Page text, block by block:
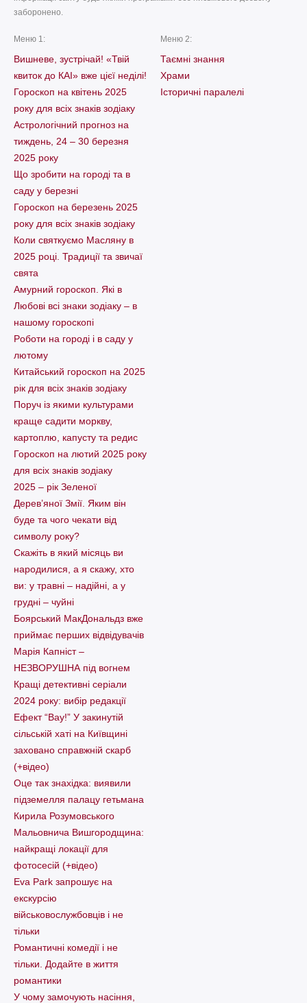
заборонено.
Меню 1:
Вишневе, зустрічай! «Твій
квиток до КАІ» вже цієї неділі!
Гороскоп на квітень 2025
року для всіх знаків зодіаку
Астрологічний прогноз на
тиждень, 24 – 30 березня
2025 року
Що зробити на городі та в
саду у березні
Гороскоп на березень 2025
року для всіх знаків зодіаку
Коли святкуємо Масляну в
2025 році. Традиції та звичаї
свята
Амурний гороскоп. Які в
Любові всі знаки зодіаку – в
нашому гороскопі
Pоботи на городі і в саду у
лютому
Китайський гороскоп на 2025
рік для всіх знаків зодіаку
Поруч із якими культурами
краще садити моркву,
картоплю, капусту та редис
Гороскоп на лютий 2025 року
для всіх знаків зодіаку
2025 – рік Зеленої
Дерев’яної Змії. Яким він
буде та чого чекати від
символу року?
Скажіть в який місяць ви
народилися, а я скажу, хто
ви: у травні – надійні, а у
грудні – чуйні
Боярський МакДональдз вже
приймає перших відвідувачів
Марія Капніст –
НЕЗВОРУШНА під вогнем
Кращі детективні серіали
2024 року: вибір редакції
Ефект “Вау!” У закинутій
сільській хаті на Київщині
заховано справжній скарб
(+відео)
Оце так знахідка: виявили
підземелля палацу гетьмана
Кирила Розумовського
Мальовнича Вишгородщина:
найкращі локації для
фотосесій (+відео)
Eva Park запрошує на
екскурсію
військовослужбовців і не
тільки
Романтичні комедії і не
тільки. Додайте в життя
романтики
У чому замочують насіння,
Меню 2:
Таємні знання
Храми
Історичні паралелі